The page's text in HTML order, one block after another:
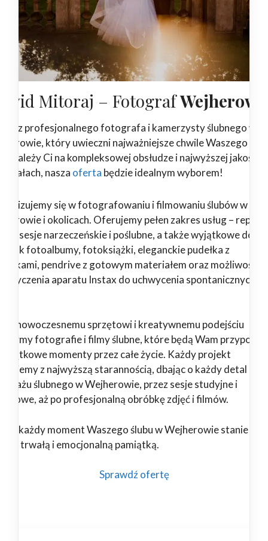
Mitoraj – FotografWejherowo
profesjonalnego fotografa i kamerzysty ślubnego w
który uwieczni najważniejsze chwile Waszego
zależy Ci na kompleksowej obsłudze i najwyższej jakości
nasza oferta będzie idealnym wyborem!
się w fotografowaniu i filmowaniu ślubów w
i okolicach. Oferujemy pełen zakres usług –
sesje narzeczeńskie i poślubne, a także wyjątkowe
jak fotoalbumy, fotoksiążki, eleganckie pudełka z
pendrive z gotowym materiałem oraz możliwość
aparatu Instax do uchwycenia spontanicznych
nowoczesnemu sprzętowi i kreatywnemu podejściu
fotografie i filmy ślubne, które będą Wam
momenty przez całe życie. Każdy projekt
z najwyższą starannością, dbając o każdy detal – od
ślubnego w Wejherowie, przez sesje studyjne i
aż po profesjonalną obróbkę zdjęć i filmów.
każdy moment Waszego ślubu w Wejherowie stanie się
trwałą i emocjonalną pamiątką.
Sprawdź ofertę